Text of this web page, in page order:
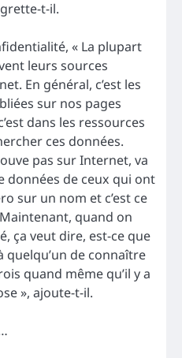
t-il.
« La plupart
leurs sources
En général, c’est les
sur nos pages
dans les ressources
ces données.
pas sur Internet, va
données de ceux qui ont
sur un nom et c’est ce
quand on
ça veut dire, est-ce que
quelqu’un de connaître
quand même qu’il y a
», ajoute-t-il.